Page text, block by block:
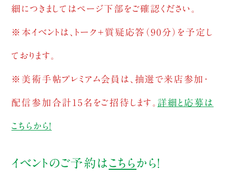
細につきましてはページ下部をご確認ください。
※本イベントは、トーク＋質疑応答（90分）を予定し
ております。
※美術手帖プレミアム会員は、抽選で来店参加・
配信参加合計15名をご招待します。 詳細と応募は
こちらから！
イベントのご予約は こちらから！